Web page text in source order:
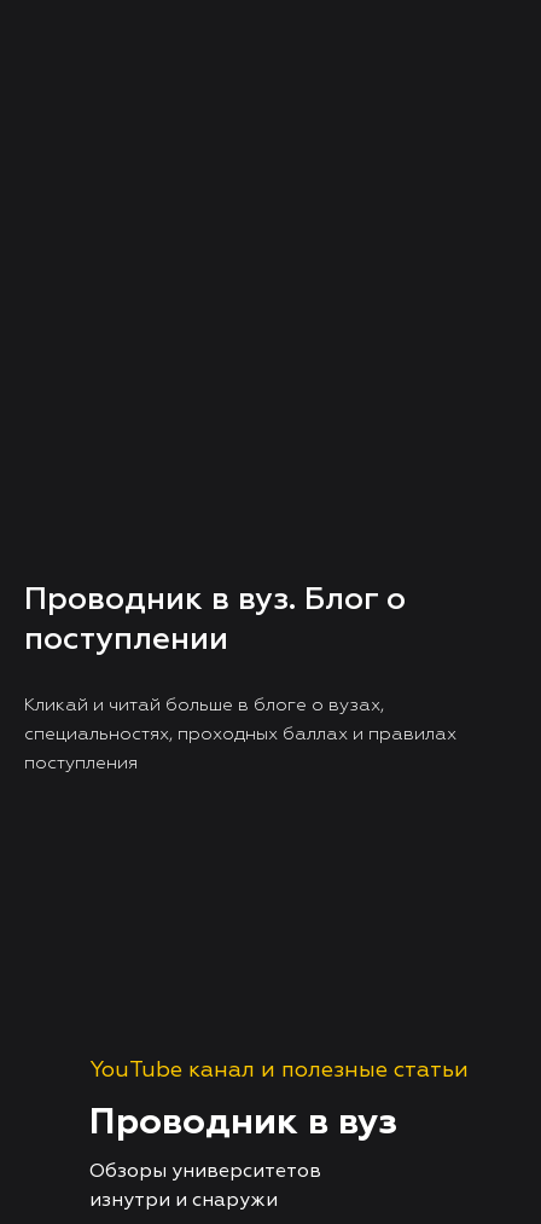
Проводник в вуз. Блог о
поступлении
Кликай и читай больше в блоге о вузах,
специальностях, проходных баллах и правилах
поступления
Проводник в вуз
YouTube канал и полезные статьи
Обзоры университетов
изнутри и снаружи